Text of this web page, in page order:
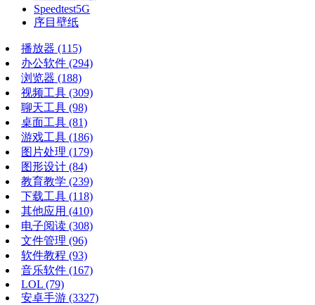
Speedtest5G
序目壁纸
播放器 (115)
办公软件 (294)
浏览器 (188)
视频工具 (309)
聊天工具 (98)
桌面工具 (81)
游戏工具 (186)
图片处理 (179)
图形设计 (84)
教育教学 (239)
下载工具 (118)
其他应用 (410)
电子阅读 (308)
文件管理 (96)
软件教程 (93)
音乐软件 (167)
LOL (79)
安卓手游 (3327)